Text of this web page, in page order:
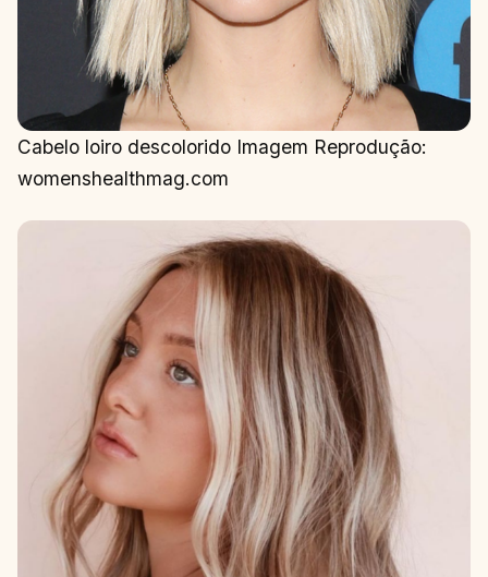
Cabelo loiro descolorido Imagem Reprodução:
womenshealthmag.com